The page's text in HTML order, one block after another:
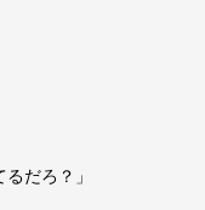
だろ？」